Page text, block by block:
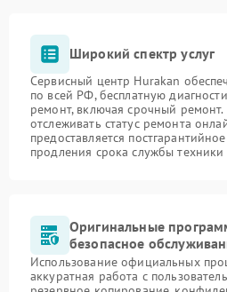
Широкий спектр услуг
Сервисный центр Hurakan
по всей РФ, бесплатную
ремонт, включая срочный
отслеживать статус ремонта
предоставляется
продления срока службы техники
Оригинальные
безопасное
Использование официальных
аккуратная работа с